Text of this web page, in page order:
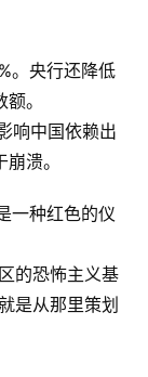
。央行还降低
。
响中国依赖出
溃。
一种红色的仪
的恐怖主义基
是从那里策划